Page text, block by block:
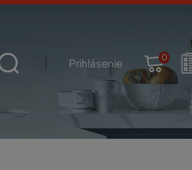
Prihlásenie 0